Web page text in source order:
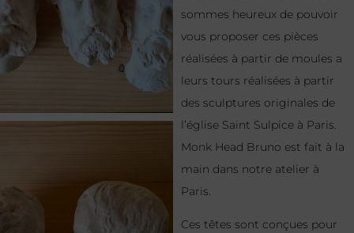
sommes heureux de pouvoir
vous proposer ces pièces
réalisées à partir de moules a
leurs tours réalisées à partir
des sculptures originales de
l’église Saint Sulpice à Paris.
Monk Head Bruno est fait à la
main dans notre atelier à
Paris.
Ces têtes sont conçues pour